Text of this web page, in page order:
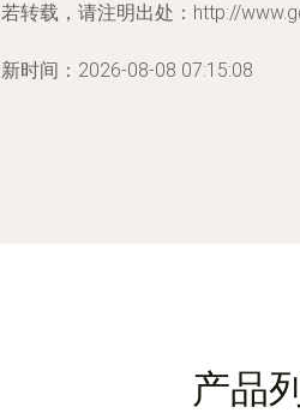
转载，请注明出处：http://
时间：2026-08-08 07:15:08
产品